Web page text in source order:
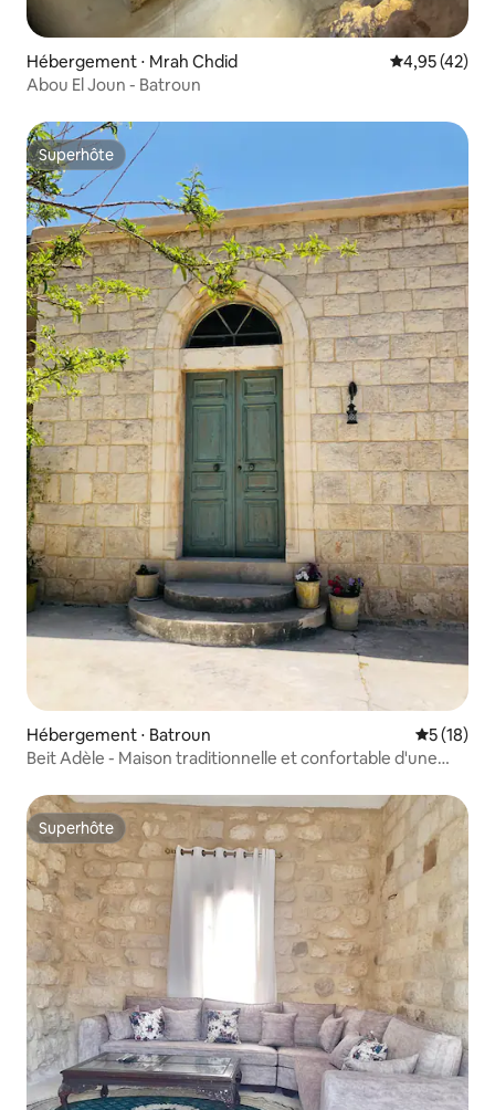
Hébergement ⋅ Mrah Chdid Évaluation
4,95 (42)
Abou El Joun - Batroun
Superhôte
Superhôte
Hébergement ⋅ Batroun
5 (18)
Beit Adèle - Maison traditionnelle et confortable d'une
Superhôte
Superhôte